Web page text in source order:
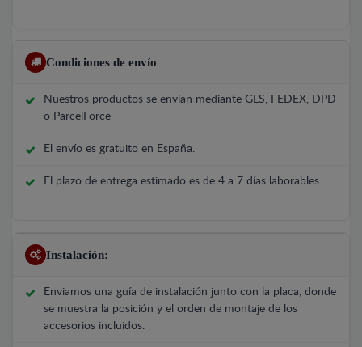
Condiciones de envío
Nuestros productos se envían mediante GLS, FEDEX, DPD
o ParcelForce
El envío es gratuito en España.
El plazo de entrega estimado es de 4 a 7 días laborables.
Instalación:
Enviamos una guía de instalación junto con la placa, donde
se muestra la posición y el orden de montaje de los
accesorios incluidos.